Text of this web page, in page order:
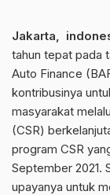
Jakarta,
tahun tepat pada
Auto Finance
kontribusinya
masyarakat
(CSR)
program CSR
September 2021.
upayanya untuk